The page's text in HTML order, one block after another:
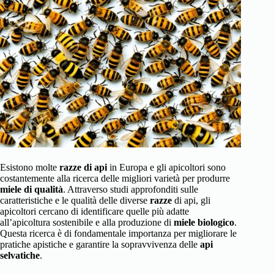
Esistono molte razze di api in Europa e gli apicoltori sono
costantemente alla ricerca delle migliori varietà per produrre
miele di qualità. Attraverso studi approfonditi sulle
caratteristiche e le qualità delle diverse razze di api, gli
apicoltori cercano di identificare quelle più adatte
all’apicoltura sostenibile e alla produzione di miele biologico.
Questa ricerca è di fondamentale importanza per migliorare le
pratiche apistiche e garantire la sopravvivenza delle api
selvatiche.